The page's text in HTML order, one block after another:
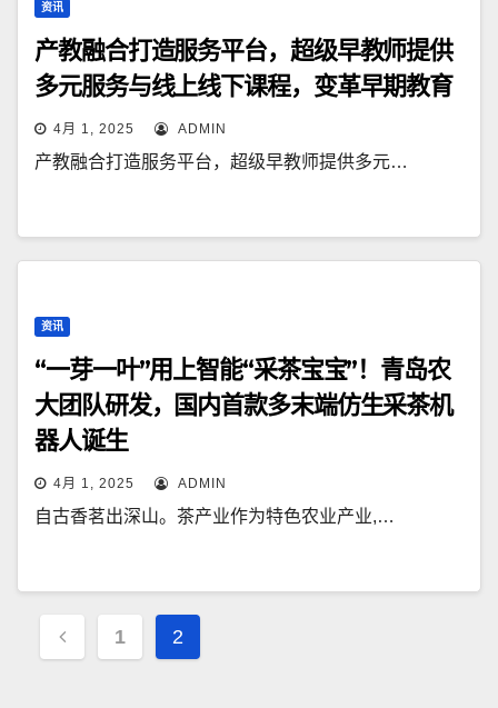
资讯
产教融合打造服务平台，超级早教师提供
多元服务与线上线下课程，变革早期教育
4月 1, 2025 ADMIN
产教融合打造服务平台，超级早教师提供多元…
资讯
“一芽一叶”用上智能“采茶宝宝”！青岛农
大团队研发，国内首款多末端仿生采茶机
器人诞生
4月 1, 2025 ADMIN
自古香茗出深山。茶产业作为特色农业产业,…
文
1 2